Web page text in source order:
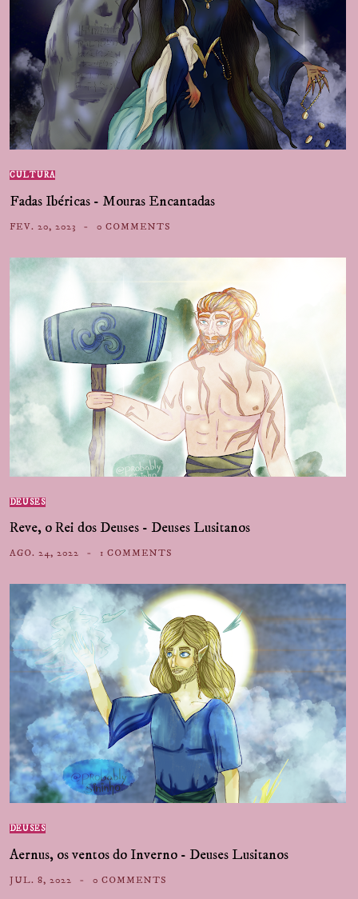
CULTURA
Fadas Ibéricas - Mouras Encantadas
FEV. 20, 2023 0 COMMENTS
DEUSES
Reve, o Rei dos Deuses - Deuses Lusitanos
AGO. 24, 2022 1 COMMENTS
DEUSES
Aernus, os ventos do Inverno - Deuses Lusitanos
JUL. 8, 2022 0 COMMENTS